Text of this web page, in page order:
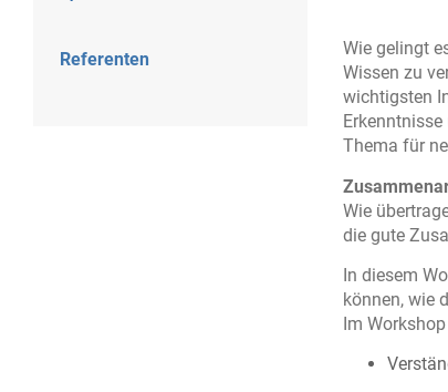
Referenten
Wie gelingt
Wissen zu
wichtigsten
Thema für
Wie
die gute
In diesem
können, wie
Im